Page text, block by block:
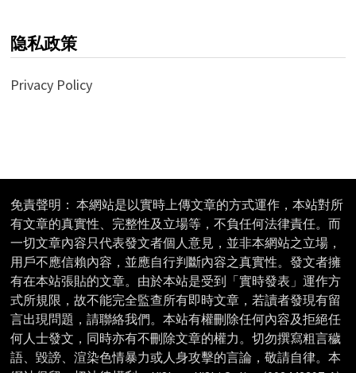
隐私政策
Privacy Policy
免責聲明： 本網站是以實時上傳文章的方式運作，本站對所
有文章的真實性、完整性及立場等，不負任何法律責任。而
一切文章內容只代表發文者個人意見，並非本網站之立場，
用戶不應信賴內容，並應自行判斷內容之真實性。發文者擁
有在本站張貼的文章。由於本站是受到「實時發表」運作方
式所規限，故不能完全監查所有即時文章，若讀者發現有留
言出現問題，請聯絡我們。本站有權刪除任何內容及拒絕任
何人士發文，同時亦有不刪除文章的權力。切勿撰寫粗言穢
語、毀謗、渲染色情暴力或人身攻擊的言論，敬請自律。本